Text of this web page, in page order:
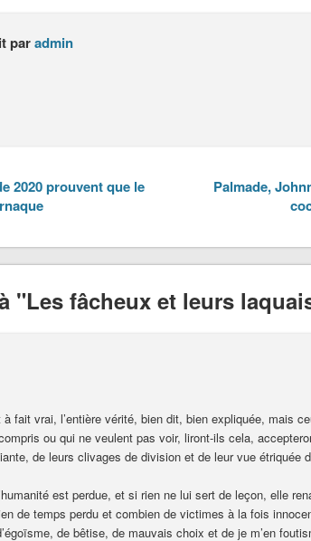
paradmin
2020 prouvent que le
Palmade,
"Les fâcheux et leurs
fait vrai, l’entière vérité, bien dit, bien expliquée, mais
ou qui ne veulent pas voir, liront-ils cela,
de leurs clivages de division et de leur vue étriquée
est perdue, et si rien ne lui sert de leçon, elle
de temps perdu et combien de victimes à la fois
de bêtise, de mauvais choix et de je m’en